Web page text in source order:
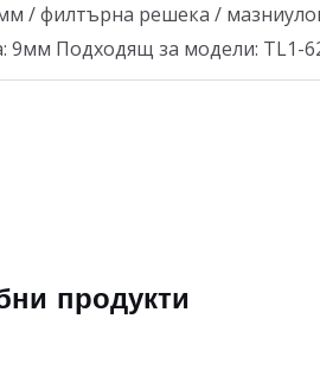
/ филтърна решека /
Подходящ за модели: TL1-
продукти